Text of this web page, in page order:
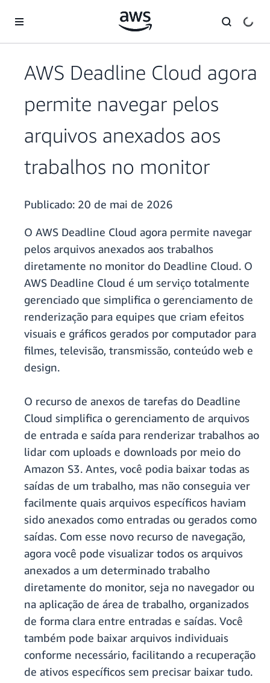
Pular para o conteúdo principal
AWS Deadline Cloud agora
permite navegar pelos
arquivos anexados aos
trabalhos no monitor
Publicado: 20 de mai de 2026
O AWS Deadline Cloud agora permite navegar
pelos arquivos anexados aos trabalhos
diretamente no monitor do Deadline Cloud. O
AWS Deadline Cloud é um serviço totalmente
gerenciado que simplifica o gerenciamento de
renderização para equipes que criam efeitos
visuais e gráficos gerados por computador para
filmes, televisão, transmissão, conteúdo web e
design.
O recurso de anexos de tarefas do Deadline
Cloud simplifica o gerenciamento de arquivos
de entrada e saída para renderizar trabalhos ao
lidar com uploads e downloads por meio do
Amazon S3. Antes, você podia baixar todas as
saídas de um trabalho, mas não conseguia ver
facilmente quais arquivos específicos haviam
sido anexados como entradas ou gerados como
saídas. Com esse novo recurso de navegação,
agora você pode visualizar todos os arquivos
anexados a um determinado trabalho
diretamente do monitor, seja no navegador ou
na aplicação de área de trabalho, organizados
de forma clara entre entradas e saídas. Você
também pode baixar arquivos individuais
conforme necessário, facilitando a recuperação
de ativos específicos sem precisar baixar tudo.